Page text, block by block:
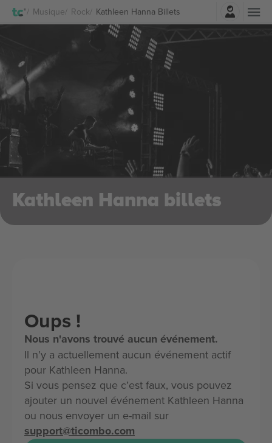
Musique Rock Kathleen Hanna Billets
Connexion
Kathleen Hanna billets
Oups !
Nous n'avons trouvé aucun événement.
Il n’y a actuellement aucun événement actif
pour Kathleen Hanna.
Si vous pensez que c’est faux, vous pouvez
ajouter un nouvel événement Kathleen Hanna
ou nous envoyer un e-mail sur
support@ticombo.com